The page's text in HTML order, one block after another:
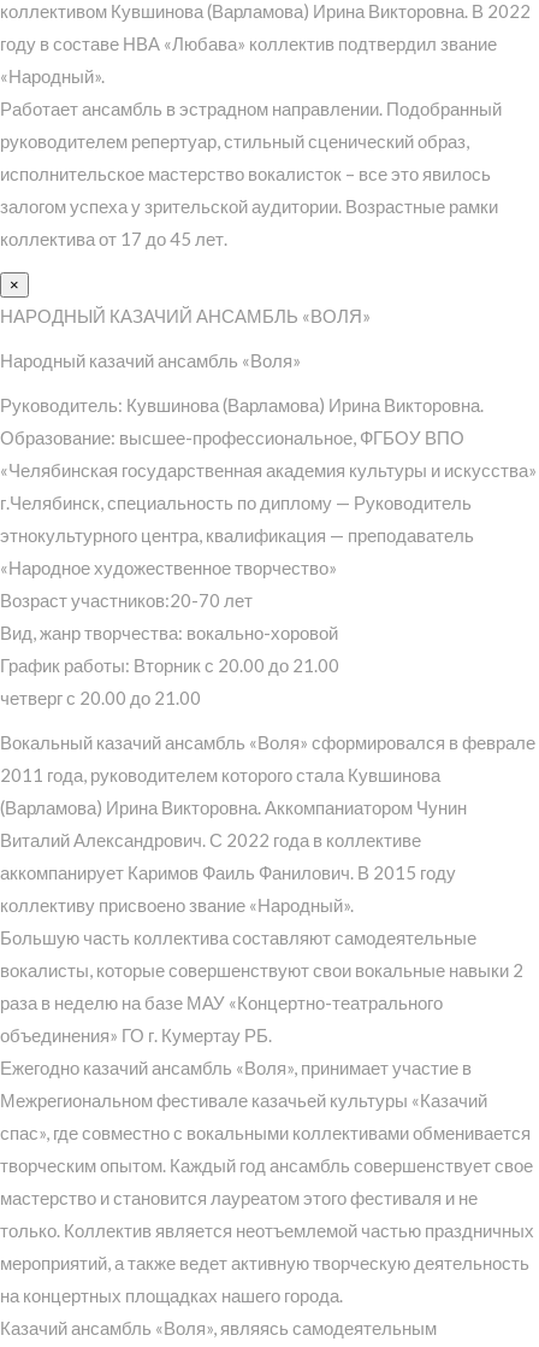
коллективом Кувшинова (Варламова) Ирина Викторовна. В 2022
году в составе НВА «Любава» коллектив подтвердил звание
«Народный».
Работает ансамбль в эстрадном направлении. Подобранный
руководителем репертуар, стильный сценический образ,
исполнительское мастерство вокалисток – все это явилось
залогом успеха у зрительской аудитории. Возрастные рамки
коллектива от 17 до 45 лет.
×
НАРОДНЫЙ КАЗАЧИЙ АНСАМБЛЬ «ВОЛЯ»
Народный казачий ансамбль «Воля»
Руководитель: Кувшинова (Варламова) Ирина Викторовна.
Образование: высшее-профессиональное, ФГБОУ ВПО
«Челябинская государственная академия культуры и искусства»
г.Челябинск, специальность по диплому — Руководитель
этнокультурного центра, квалификация — преподаватель
«Народное художественное творчество»
Возраст участников:20-70 лет
Вид, жанр творчества: вокально-хоровой
График работы: Вторник с 20.00 до 21.00
четверг с 20.00 до 21.00
Вокальный казачий ансамбль «Воля» сформировался в феврале
2011 года, руководителем которого стала Кувшинова
(Варламова) Ирина Викторовна. Аккомпаниатором Чунин
Виталий Александрович. С 2022 года в коллективе
аккомпанирует Каримов Фаиль Фанилович. В 2015 году
коллективу присвоено звание «Народный».
Большую часть коллектива составляют самодеятельные
вокалисты, которые совершенствуют свои вокальные навыки 2
раза в неделю на базе МАУ «Концертно-театрального
объединения» ГО г. Кумертау РБ.
Ежегодно казачий ансамбль «Воля», принимает участие в
Межрегиональном фестивале казачьей культуры «Казачий
спас», где совместно с вокальными коллективами обменивается
творческим опытом. Каждый год ансамбль совершенствует свое
мастерство и становится лауреатом этого фестиваля и не
только. Коллектив является неотъемлемой частью праздничных
мероприятий, а также ведет активную творческую деятельность
на концертных площадках нашего города.
Казачий ансамбль «Воля», являясь самодеятельным